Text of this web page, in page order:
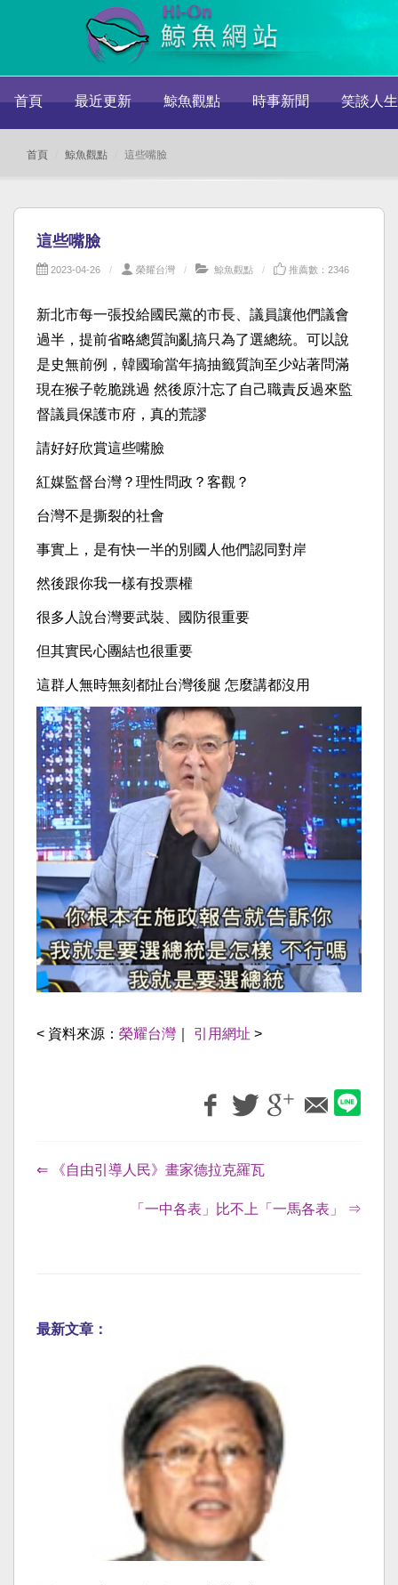
首頁 最近更新 鯨魚觀點 時事新聞 笑談人生
首頁 鯨魚觀點 這些嘴臉
這些嘴臉
2023-04-26 榮耀台灣 鯨魚觀點 推薦數：2346
新北市每一張投給國民黨的市長、議員讓他們議會
過半，提前省略總質詢亂搞只為了選總統。可以說
是史無前例，韓國瑜當年搞抽籤質詢至少站著問滿
現在猴子乾脆跳過 然後原汁忘了自己職責反過來監
督議員保護市府，真的荒謬
請好好欣賞這些嘴臉
紅媒監督台灣？理性問政？客觀？
台灣不是撕裂的社會
事實上，是有快一半的別國人他們認同對岸
然後跟你我一樣有投票權
很多人說台灣要武裝、國防很重要
但其實民心團結也很重要
這群人無時無刻都扯台灣後腿 怎麼講都沒用
< 資料來源： 榮耀台灣 引用網址 >
⇐ 《自由引導人民》畫家德拉克羅瓦
「一中各表」比不上「一馬各表」 ⇒
最新文章：